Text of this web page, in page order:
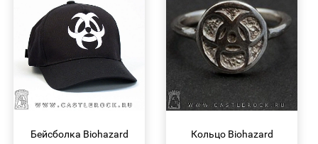
Бейсболка Biohazard Кольцо Biohazard